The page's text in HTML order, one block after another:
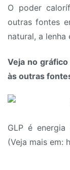
O poder
outras fontes
natural, a lenha
Veja no
às outras
GLP é
(Veja mais em: